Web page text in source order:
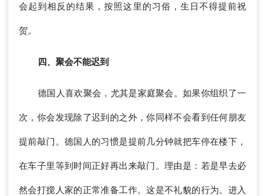
会起到相反的结果，按照这里的习俗，生日不得提前祝
贺。
四、聚会不能迟到
德国人喜欢聚会，尤其是家庭聚会。如果你组织了一
次，你会发现除了迟到的之外，你同样不会看到任何朋友
提前敲门。德国人的习惯是提前几分钟就把车停在楼下，
在车子里等到时间正好再出来敲门。理由是：若是早去必
然会打搅人家的正常准备工作。这是不礼貌的行为。进入